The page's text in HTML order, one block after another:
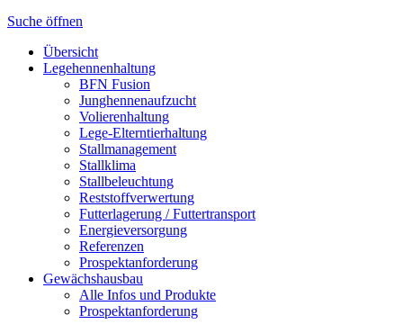
Suche öffnen
Übersicht
Legehennenhaltung
BFN Fusion
Junghennenaufzucht
Volierenhaltung
Lege-Elterntierhaltung
Stallmanagement
Stallklima
Stallbeleuchtung
Reststoffverwertung
Futterlagerung / Futtertransport
Energieversorgung
Referenzen
Prospektanforderung
Gewächshausbau
Alle Infos und Produkte
Prospektanforderung